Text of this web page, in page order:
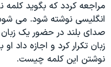
مراجعه کردد که بگوید کلمه
انگلیسی نوشته شود. می شود
صدای بلند در حضور یک
زبان تکرار کرد و اجازه داد
نوشتن این کلمه چیست.